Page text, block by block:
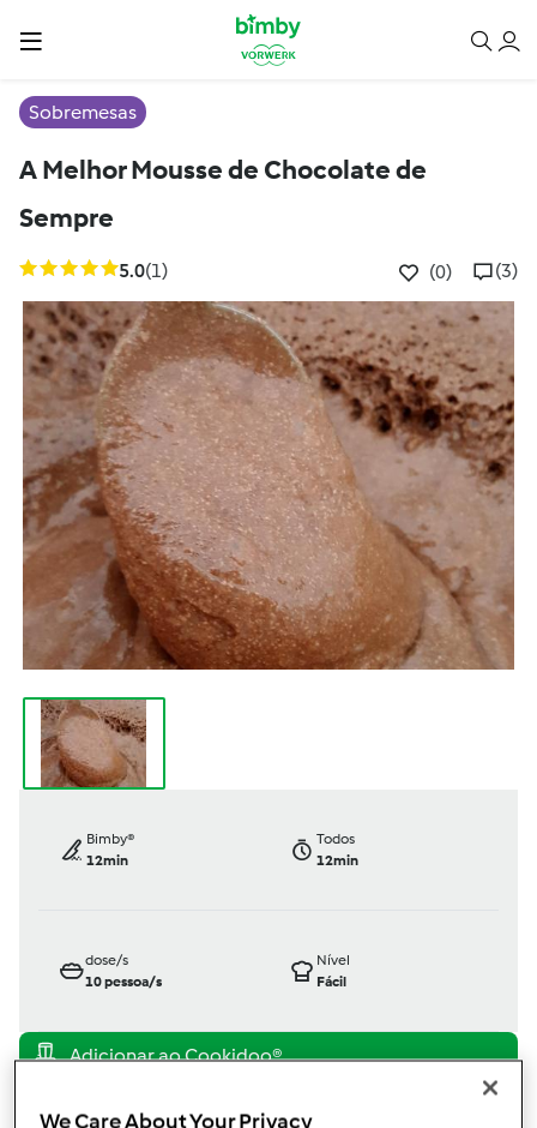
Sobremesas
A Melhor Mousse de Chocolate de
Sempre
5.0(1) (0) (3)
Bimby®
12min
Todos
12min
dose/s
10pessoa/s
Nível
Fácil
We Care About Your Privacy